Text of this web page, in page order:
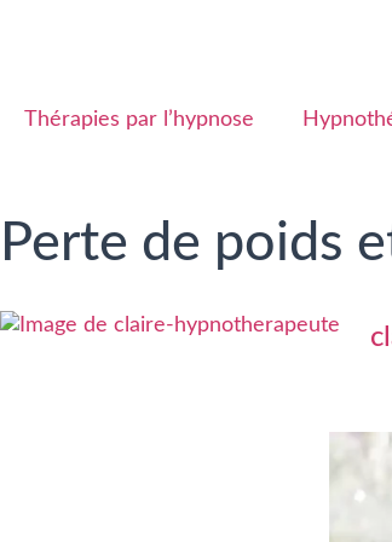
Thérapies par l’hypnose
Perte de poids